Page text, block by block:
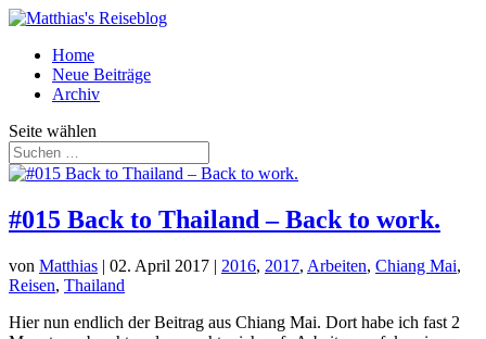
Home
Neue Beiträge
Archiv
Seite wählen
#015 Back to Thailand – Back to work.
von Matthias | 02. April 2017 | 2016, 2017, Arbeiten, Chiang Mai,
Reisen, Thailand
Hier nun endlich der Beitrag aus Chiang Mai. Dort habe ich fast 2